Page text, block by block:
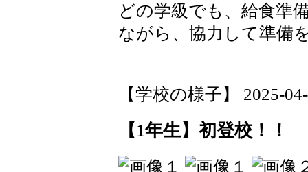
どの学級でも、給食準
ながら、協力して準備
【学校の様子】 2025-
【1年生】初登校！！